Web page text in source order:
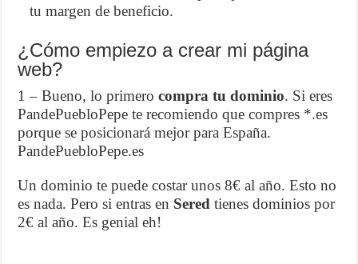
tu margen de beneficio.
¿Cómo empiezo a crear mi página
web?
1 – Bueno, lo primerocompra tu dominio. Si eres
PandePuebloPepe te recomiendo que compres *.es
porque se posicionará mejor para España.
PandePuebloPepe.es
Un dominio te puede costar unos 8€ al año. Esto no
es nada. Pero si entras en Sered tienes dominios por
2€ al año. Es genial eh!